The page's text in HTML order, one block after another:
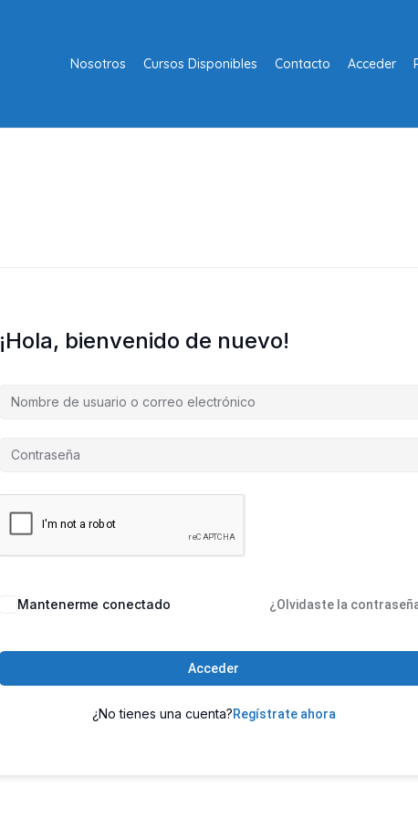
Nosotros Cursos Disponibles Contacto Acceder
¡Hola, bienvenido de nuevo!
Mantenerme conectado ¿Olvidaste la
Acceder
¿No tienes una cuenta?Regístrate ahora